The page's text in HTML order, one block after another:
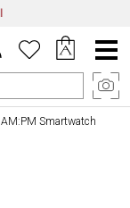
Menu
główne
AM:PM Smartwatch